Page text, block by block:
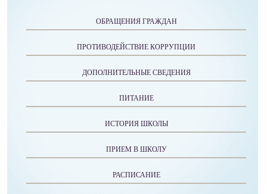
ОБРАЩЕНИЯ ГРАЖДАН
ПРОТИВОДЕЙСТВИЕ КОРРУПЦИИ
ДОПОЛНИТЕЛЬНЫЕ СВЕДЕНИЯ
ПИТАНИЕ
ИСТОРИЯ ШКОЛЫ
ПРИЕМ В ШКОЛУ
РАСПИСАНИЕ